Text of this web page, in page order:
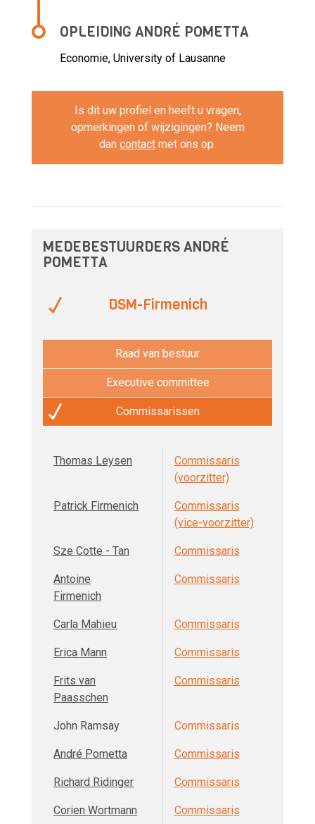
OPLEIDING ANDRÉ POMETTA
Economie, University of Lausanne
Is dit uw profiel en heeft u vragen,
opmerkingen of wijzigingen? Neem
dan contact met ons op.
MEDEBESTUURDERS ANDRÉ
POMETTA
DSM-Firmenich
Raad van bestuur
Executive committee
Commissarissen
Thomas Leysen
Commissaris
(voorzitter)
Patrick Firmenich
Commissaris
(vice-voorzitter)
Sze Cotte - Tan Commissaris
Antoine
Firmenich
Commissaris
Carla Mahieu Commissaris
Erica Mann Commissaris
Frits van
Paasschen
Commissaris
John Ramsay Commissaris
André Pometta Commissaris
Richard Ridinger Commissaris
Corien Wortmann Commissaris